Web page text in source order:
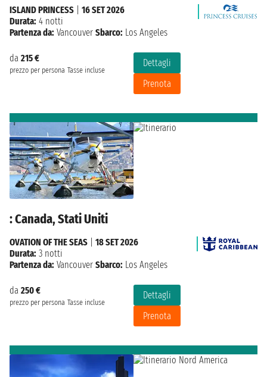
da 215 €
prezzo per persona Tasse incluse
Dettagli
Prenota
ISLAND PRINCESS
16 SET 2026
Durata: 4 notti
Partenza da: Vancouver Sbarco: Los Angeles
: Canada, Stati Uniti
da 250 €
prezzo per persona Tasse incluse
Dettagli
Prenota
OVATION OF THE SEAS
18 SET 2026
Durata: 3 notti
Partenza da: Vancouver Sbarco: Los Angeles